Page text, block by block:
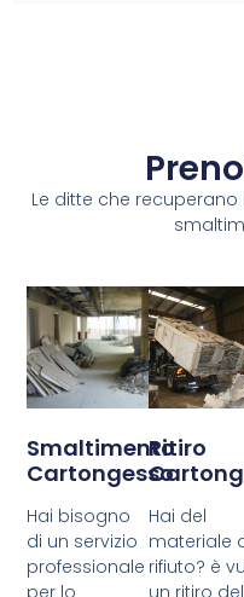
Le ditte che
Smaltimento
Cartongesso
Hai bisogno
di un servizio
professionale
per lo
Ritiro
Hai del
materiale
rifiuto? è
un ritiro del